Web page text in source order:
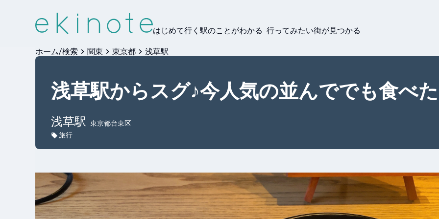
はじめて行く駅のことがわかる 行ってみたい街が見つかる
ホーム/検索 関東 東京都 浅草駅
浅草駅からスグ♪今人気の並んででも食べ
浅草駅
東京都台東区
旅行